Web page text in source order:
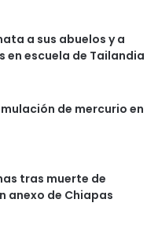
a sus abuelos y a
en escuela de Tailandia
de mercurio en
tras muerte de
anexo de Chiapas